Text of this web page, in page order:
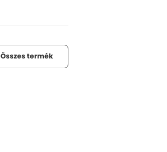
Összes termék